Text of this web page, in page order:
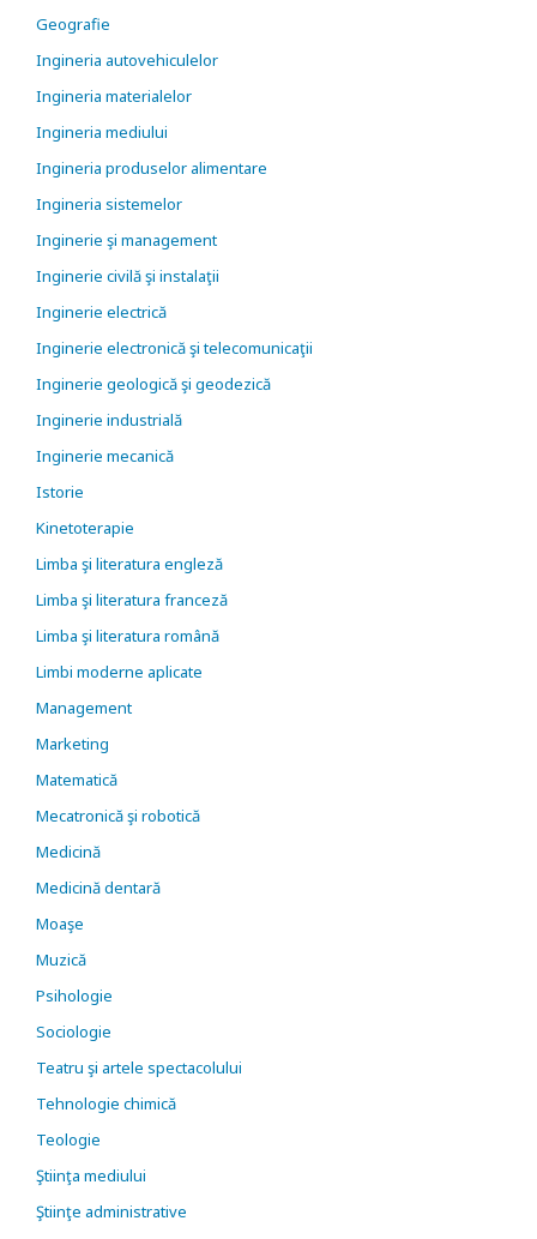
Geografie
Ingineria autovehiculelor
Ingineria materialelor
Ingineria mediului
Ingineria produselor alimentare
Ingineria sistemelor
Inginerie şi management
Inginerie civilă şi instalaţii
Inginerie electrică
Inginerie electronică şi telecomunicaţii
Inginerie geologică şi geodezică
Inginerie industrială
Inginerie mecanică
Istorie
Kinetoterapie
Limba şi literatura engleză
Limba şi literatura franceză
Limba şi literatura română
Limbi moderne aplicate
Management
Marketing
Matematică
Mecatronică şi robotică
Medicină
Medicină dentară
Moaşe
Muzică
Psihologie
Sociologie
Teatru şi artele spectacolului
Tehnologie chimică
Teologie
Ştiinţa mediului
Ştiinţe administrative